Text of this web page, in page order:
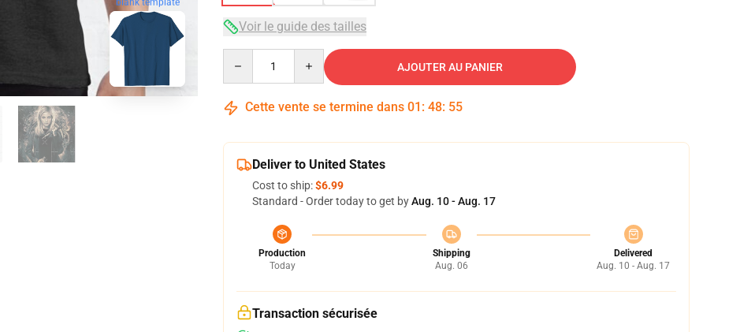
blank template
Voir le guide des tailles
AJOUTER AU PANIER
Cette vente se termine dans 01 : 48: 54
Deliver to United States
Cost to ship:$6.99
Standard - Order today to get byAug. 10 - Aug. 17
Production
Today
Shipping
Aug. 06
Delivered
Aug. 10 - Aug. 17
Transaction sécurisée